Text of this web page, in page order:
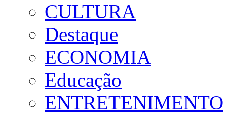
CULTURA
Destaque
ECONOMIA
Educação
ENTRETENIMENTO